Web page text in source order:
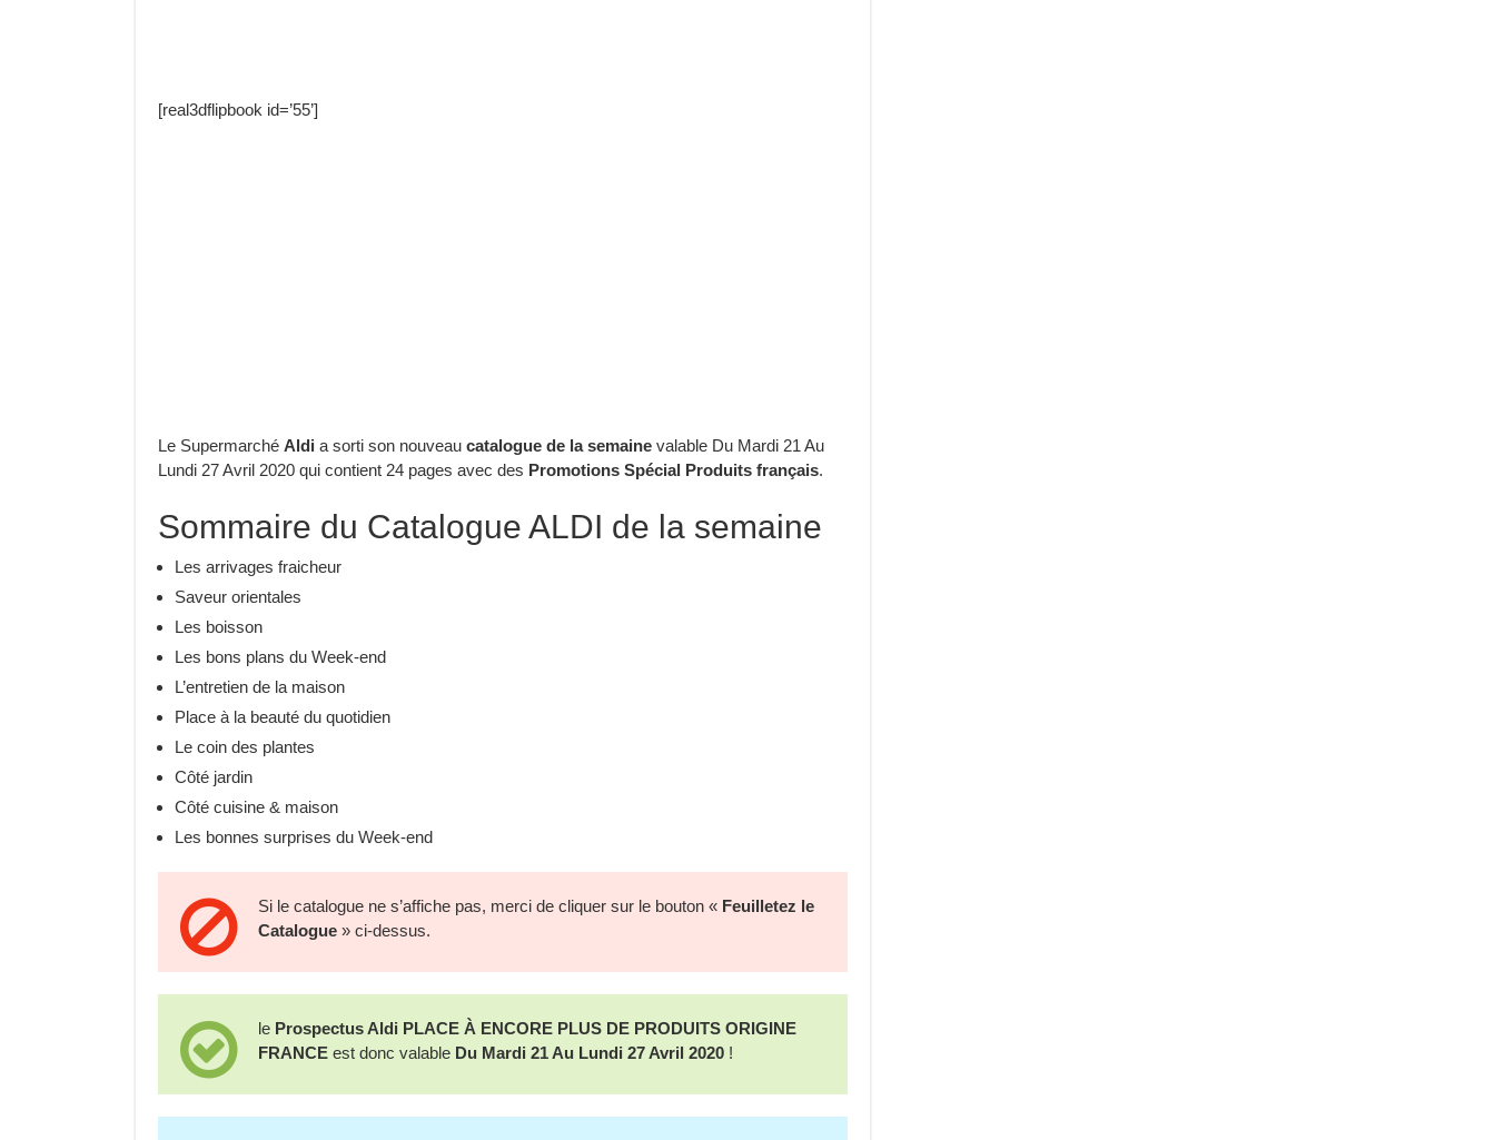
[real3dflipbook id=’55’]
Le Supermarché Aldi a sorti son nouveau catalogue de la semaine valable Du Mardi 21 Au
Lundi 27 Avril 2020 qui contient 24 pages avec des Promotions Spécial Produits français.
Sommaire du Catalogue ALDI de la semaine
Les arrivages fraicheur
Saveur orientales
Les boisson
Les bons plans du Week-end
L’entretien de la maison
Place à la beauté du quotidien
Le coin des plantes
Côté jardin
Côté cuisine & maison
Les bonnes surprises du Week-end
Si le catalogue ne s’affiche pas, merci de cliquer sur le bouton « Feuilletez le
Catalogue » ci-dessus.
le Prospectus Aldi PLACE À ENCORE PLUS DE PRODUITS ORIGINE
FRANCE est donc valable Du Mardi 21 Au Lundi 27 Avril 2020 !